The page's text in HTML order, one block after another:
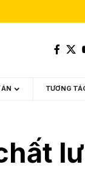
ÁN TƯƠNG